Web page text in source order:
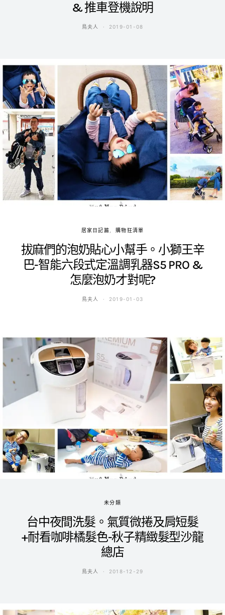
& 推車登機說明
鳥夫人 2019-01-08
居家日記篇 購物狂清單
拔麻們的泡奶貼心小幫手。小獅王辛
巴-智能六段式定溫調乳器S5 PRO &
怎麼泡奶才對呢?
鳥夫人 2019-01-03
未分類
台中夜間洗髮。氣質微捲及肩短髮
+耐看咖啡橘髮色-秋子精緻髮型沙龍
總店
鳥夫人 2018-12-29